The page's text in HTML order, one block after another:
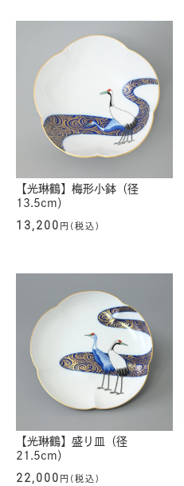
【光琳鶴】梅形小鉢（径
13.5cm）
13,200 円(税込)
【光琳鶴】盛り皿（径
21.5cm）
22,000 円(税込)